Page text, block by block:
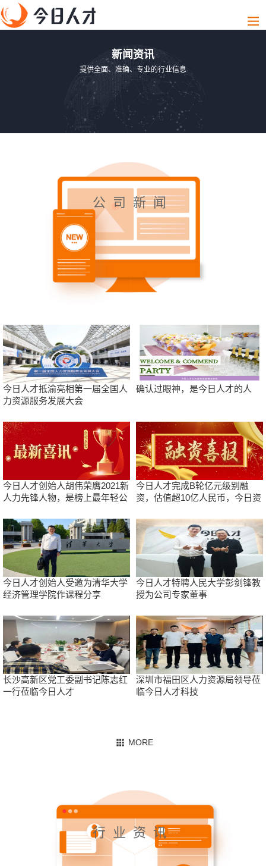
新闻资讯
提供全面、准确、专业的行业信息
公司新闻
今日人才抵渝亮相第一届全国人
力资源服务发展大会
确认过眼神，是今日人才的人
今日人才创始人胡伟荣膺2021新
人力先锋人物，是榜上最年轻公
今日人才完成B轮亿元级别融
资，估值超10亿人民币，今日资
今日人才创始人受邀为清华大学
经济管理学院作课程分享
今日人才特聘人民大学彭剑锋教
授为公司专家董事
长沙高新区党工委副书记陈志红
一行莅临今日人才
深圳市福田区人力资源局领导莅
临今日人才科技
行业资讯